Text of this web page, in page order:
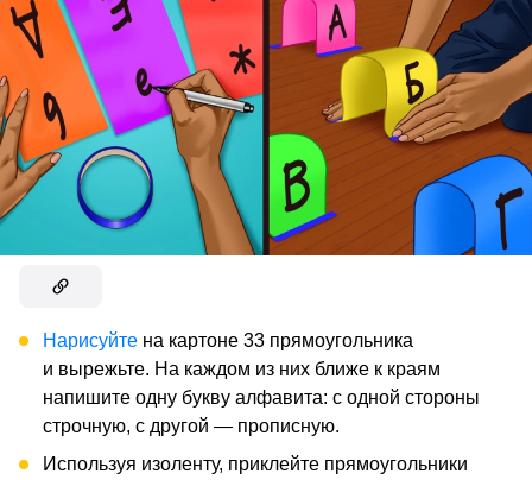
Нарисуйте на картоне 33 прямоугольника
и вырежьте. На каждом из них ближе к краям
напишите одну букву алфавита: с одной стороны
строчную, с другой — прописную.
Используя изоленту, приклейте прямоугольники